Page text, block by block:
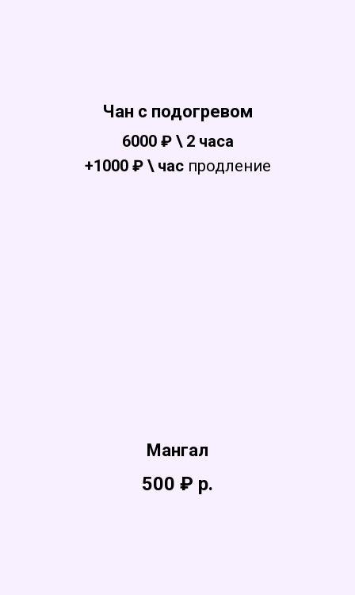
Чан с подогревом
6000 ₽ \ 2 часа
+1000 ₽ \ часпродление
Мангал
500 ₽ р.